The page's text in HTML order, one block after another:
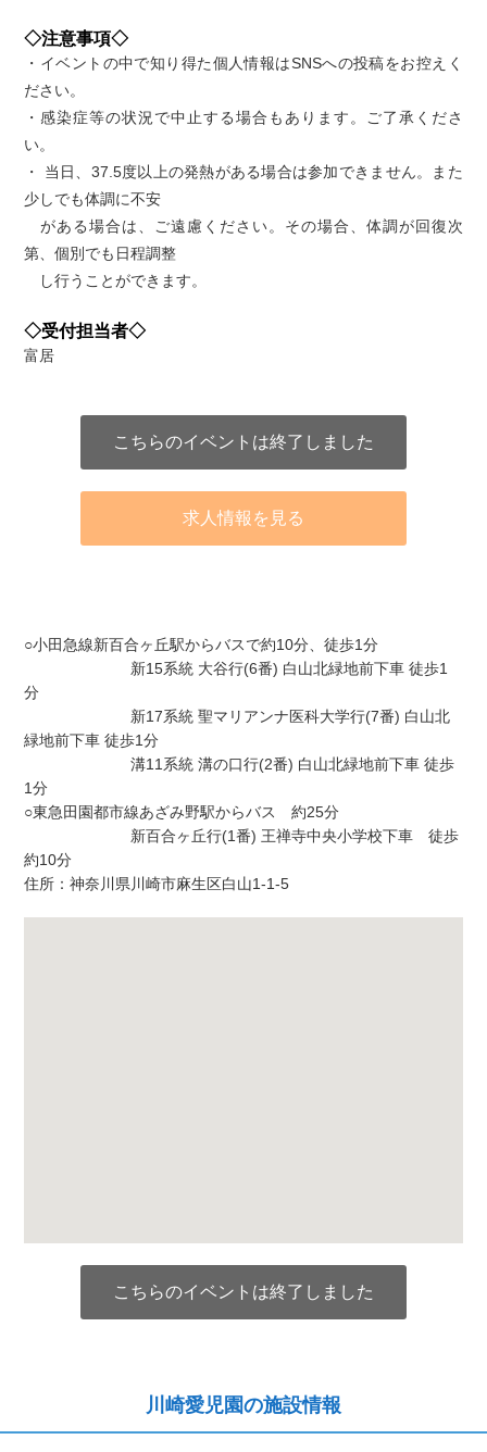
◇注意事項◇
・イベントの中で知り得た個人情報はSNSへの投稿をお控えく
ださい。
・感染症等の状況で中止する場合もあります。ご了承くださ
い。
・ 当日、37.5度以上の発熱がある場合は参加できません。また
少しでも体調に不安
がある場合は、ご遠慮ください。その場合、体調が回復次
第、個別でも日程調整
し行うことができます。
◇受付担当者◇
富居
こちらのイベントは終了しました
求人情報を見る
○小田急線新百合ヶ丘駅からバスで約10分、徒歩1分
新15系統 大谷行(6番) 白山北緑地前下車 徒歩1
分
新17系統 聖マリアンナ医科大学行(7番) 白山北
緑地前下車 徒歩1分
溝11系統 溝の口行(2番) 白山北緑地前下車 徒歩
1分
○東急田園都市線あざみ野駅からバス 約25分
新百合ヶ丘行(1番) 王禅寺中央小学校下車 徒歩
約10分
住所：神奈川県川崎市麻生区白山1-1-5
こちらのイベントは終了しました
川崎愛児園の施設情報